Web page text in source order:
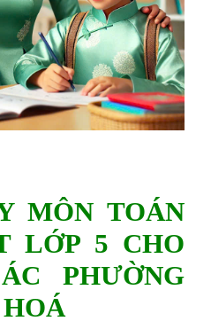
MÔN TOÁN
LỚP 5 CHO
PHƯỜNG